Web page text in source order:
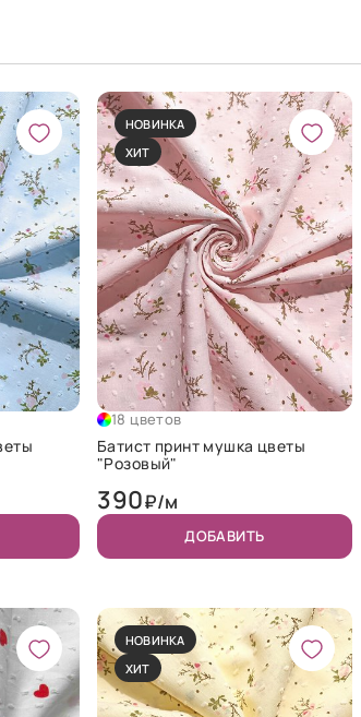
НОВИНКА
ХИТ
18 цветов
Батист принт мушка цветы
"Розовый"
390₽/м
ДОБАВИТЬ
НОВИНКА
ХИТ